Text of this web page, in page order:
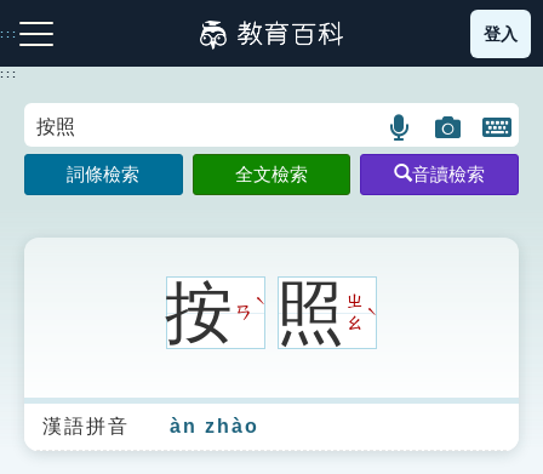
到
主
:::
注音索引圖示 筆畫索引圖示 部首索引表圖示
生字詞彙表
登入
:::
語
言
搜
圖
片
搜
開
鍵
圖
詞條檢索 全文檢索 音讀檢索
按ㄢ
ˋ 照ㄓ
ㄠ
ˋ
漢語拼音 àn zhào